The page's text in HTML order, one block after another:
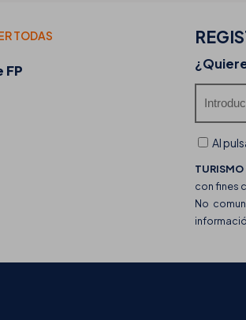
TODAS
FP
Descubre las food trucks
Al
TURISMO
con fines
No